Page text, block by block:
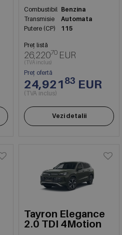
Combustibil Benzina
Transmisie
Automata
Putere (CP)
115
Preț listă
26,22070 EUR
(TVA inclus)
Preț ofertă
24,92183 EUR
(TVA inclus)
Vezi detalii
Tayron Elegance
2.0 TDI 4Motion